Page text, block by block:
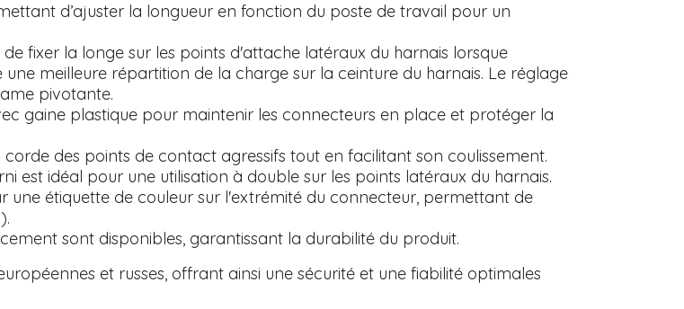
d’ajuster la longueur en fonction du poste de travail pour un
fixer la longe sur les points d'attache latéraux du harnais lorsque
une meilleure répartition de la charge sur la ceinture du harnais. Le réglage
pivotante.
gaine plastique pour maintenir les connecteurs en place et protéger la
des points de contact agressifs tout en facilitant son coulissement.
est idéal pour une utilisation à double sur les points latéraux du harnais.
une étiquette de couleur sur l'extrémité du connecteur, permettant de
sont disponibles, garantissant la durabilité du produit.
et russes, offrant ainsi une sécurité et une fiabilité optimales